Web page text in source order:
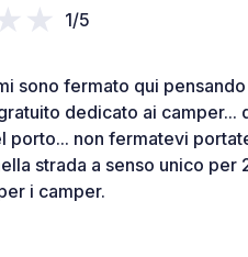
1/5
sono fermato qui
dedicato ai camper...
porto... non fermatevi
strada a senso unico
i camper.